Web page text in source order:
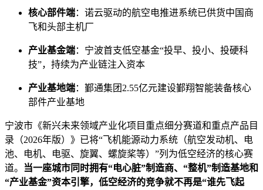
核心部件端：诺云驱动的航空电推进系统已供货中国商
飞和头部主机厂
产业基金端：宁波首支低空基金“投早、投小、投硬科
技”，持续为产业链注入资本
产业基地端：鄞通集团2.55亿元建设鄞翔智能装备核心
部件产业基地
宁波市《新兴未来领域产业化项目重点细分赛道和重点产品目
录（2026年版）》已将“飞机能源动力系统（航空发动机、电
池、电机、电驱、旋翼、螺旋桨等）”列为低空经济的核心赛
道。
当一座城市同时拥有“电心脏”制造商、“整机”制造基地和
“产业基金”资本引擎，低空经济的竞争就不再是“谁先飞起